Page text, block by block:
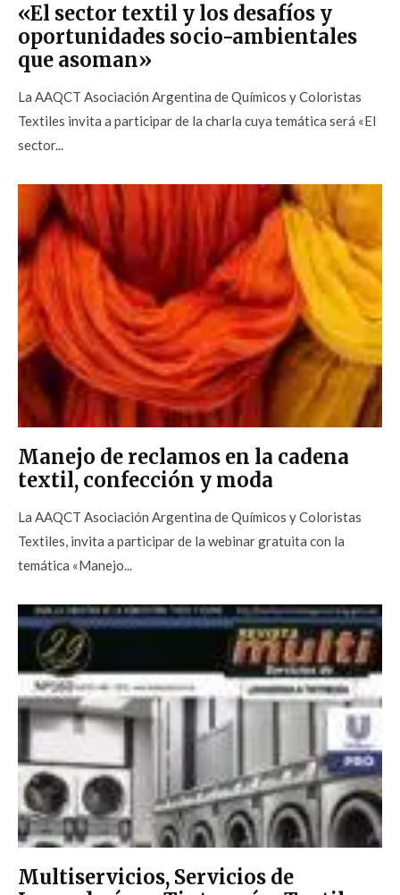
«El sector textil y los desafíos y
oportunidades socio-ambientales
que asoman»
La AAQCT Asociación Argentina de Químicos y Coloristas
Textiles invita a participar de la charla cuya temática será «El
sector...
Manejo de reclamos en la cadena
textil, confección y moda
La AAQCT Asociación Argentina de Químicos y Coloristas
Textiles, invita a participar de la webinar gratuita con la
temática «Manejo...
Multiservicios, Servicios de